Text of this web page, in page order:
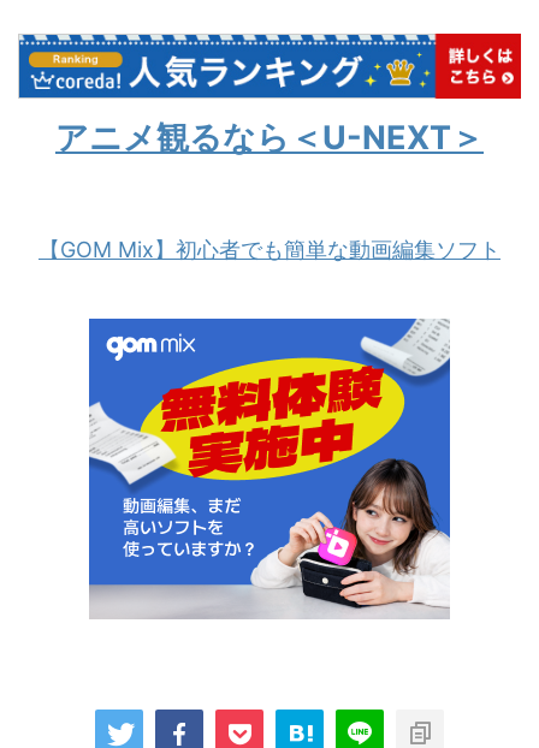
アニメ観るなら＜U-NEXT＞
【GOM Mix】初心者でも簡単な動画編集ソフト